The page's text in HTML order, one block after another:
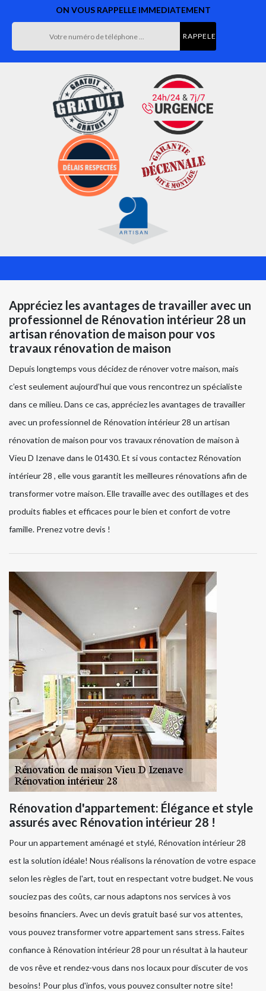
ON VOUS RAPPELLE IMMEDIATEMENT
Appréciez les avantages de travailler avec un
professionnel de Rénovation intérieur 28 un
artisan rénovation de maison pour vos
travaux rénovation de maison
Depuis longtemps vous décidez de rénover votre maison, mais
c’est seulement aujourd’hui que vous rencontrez un spécialiste
dans ce milieu. Dans ce cas, appréciez les avantages de travailler
avec un professionnel de Rénovation intérieur 28 un artisan
rénovation de maison pour vos travaux rénovation de maison à
Vieu D Izenave dans le 01430. Et si vous contactez Rénovation
intérieur 28 , elle vous garantit les meilleures rénovations afin de
transformer votre maison. Elle travaille avec des outillages et des
produits fiables et efficaces pour le bien et confort de votre
famille. Prenez votre devis !
Rénovation d'appartement: Élégance et style
assurés avec Rénovation intérieur 28 !
Pour un appartement aménagé et stylé, Rénovation intérieur 28
est la solution idéale! Nous réalisons la rénovation de votre espace
selon les règles de l'art, tout en respectant votre budget. Ne vous
souciez pas des coûts, car nous adaptons nos services à vos
besoins financiers. Avec un devis gratuit basé sur vos attentes,
vous pouvez transformer votre appartement sans stress. Faites
confiance à Rénovation intérieur 28 pour un résultat à la hauteur
de vos rêve et rendez-vous dans nos locaux pour discuter de vos
besoins! Pour plus d'infos, vous pouvez consulter notre site!